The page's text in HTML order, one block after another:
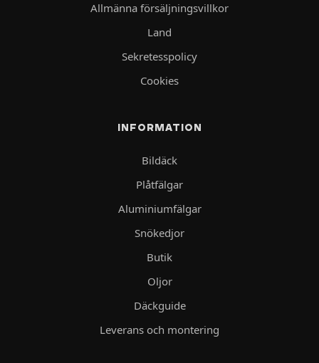
Allmänna försäljningsvillkor
Land
Sekretesspolicy
Cookies
INFORMATION
Bildäck
Plåtfälgar
Aluminiumfälgar
Snökedjor
Butik
Oljor
Däckguide
Leverans och montering